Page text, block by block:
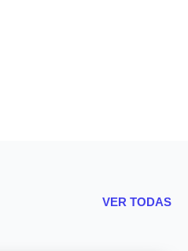
VER TODAS